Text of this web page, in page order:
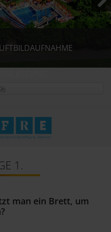
FÜR KLEIN & GROSS.
FÜR KLEIN & GROSS.
FÜR KLEIN & GROSS.
NEXT
1.
man ein Brett, um